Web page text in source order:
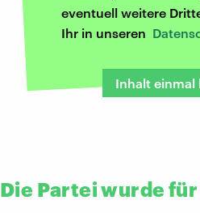
eventuell weitere
Ihr in unseren
Inhalt einmal
Die Partei wurde